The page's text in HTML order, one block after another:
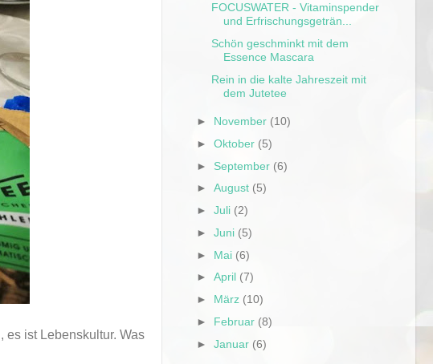
es ist Lebenskultur. Was
FOCUSWATER - Vitaminspender
und Erfrischungsgeträn...
Schön geschminkt mit dem
Essence Mascara
Rein in die kalte Jahreszeit mit
dem Jutetee
► November (10)
►Oktober (5)
► September (6)
►August (5)
►Juli (2)
►Juni (5)
► Mai (6)
►April (7)
► März (10)
► Februar (8)
►Januar (6)